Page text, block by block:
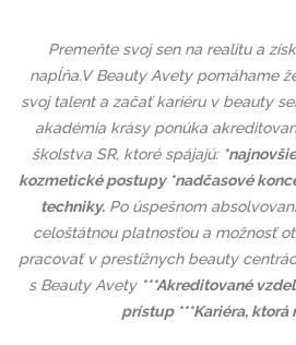
Premeňte svoj sen na realitu a
napĺňa.V Beauty Avety pomáhame
svoj talent a začať kariéru v beauty
akadémia krásy ponúka
školstva SR, ktoré spájajú: *
kozmetické postupy *nadčasové
techniky. Po úspešnom
celoštátnou platnosťou a možnosť
pracovať v prestížnych beauty
s Beauty Avety ***Akreditované
prístup ***Kariéra, ktorá